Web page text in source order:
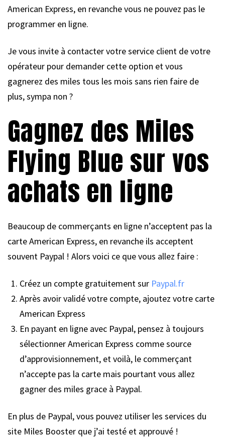
American Express, en revanche vous ne pouvez pas le
programmer en ligne.
Je vous invite à contacter votre service client de votre
opérateur pour demander cette option et vous
gagnerez des miles tous les mois sans rien faire de
plus, sympa non ?
Gagnez des Miles
Flying Blue sur vos
achats en ligne
Beaucoup de commerçants en ligne n’acceptent pas la
carte American Express, en revanche ils acceptent
souvent Paypal ! Alors voici ce que vous allez faire :
Créez un compte gratuitement sur Paypal.fr
Après avoir validé votre compte, ajoutez votre carte
American Express
En payant en ligne avec Paypal, pensez à toujours
sélectionner American Express comme source
d’approvisionnement, et voilà, le commerçant
n’accepte pas la carte mais pourtant vous allez
gagner des miles grace à Paypal.
En plus de Paypal, vous pouvez utiliser les services du
site Miles Booster que j’ai testé et approuvé !